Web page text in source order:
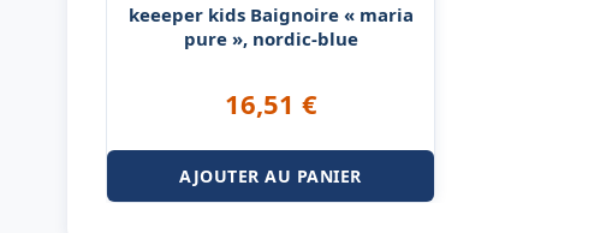
keeeper kids Baignoire « maria
pure », nordic-blue
16,51 €
AJOUTER AU PANIER